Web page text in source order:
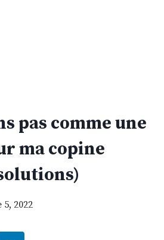
pas comme une
ma copine
2022